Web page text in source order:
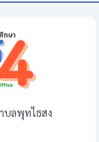
บลพุทไธสง